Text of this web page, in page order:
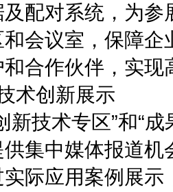
配对系统，为
会议室，保障
合作伙伴，实现
术创新展示
新技术专区”和“
集中媒体报道
际应用案例展